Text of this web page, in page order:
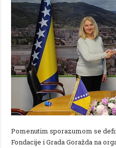
Pomenutim sporazumom se
Fondacije i Grada Goražda na